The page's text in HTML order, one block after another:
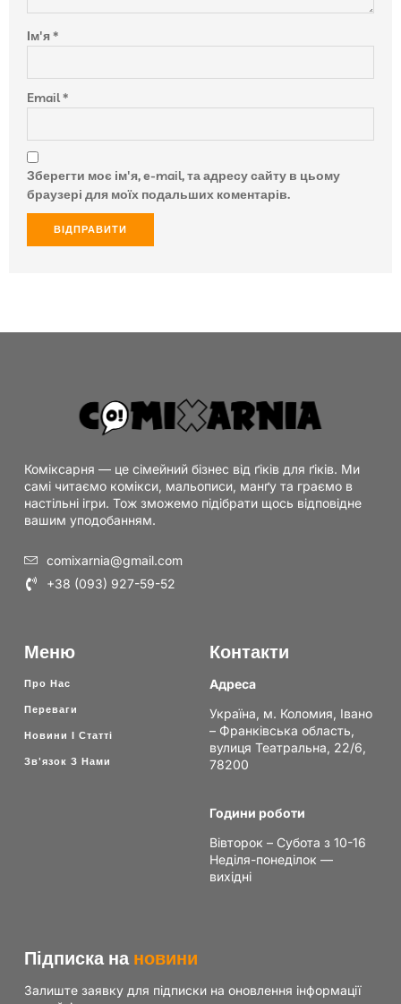
Ім'я*
Email*
Зберегти моє ім'я, e-mail, та адресу сайту в цьому
браузері для моїх подальших коментарів.
Коміксарня — це сімейний бізнес від ґіків для ґіків. Ми
самі читаємо комікси, мальописи, манґу та граємо в
настільні ігри. Тож зможемо підібрати щось відповідне
вашим уподобанням.
comixarnia@gmail.com
+38 (093) 927-59-52
Меню
Про Нас
Переваги
Новини І Статті
Зв'язок З Нами
Контакти
Адреса
Україна, м. Коломия, Івано
– Франківська область,
вулиця Театральна, 22/6,
78200
Години роботи
Вівторок – Субота з 10-16
Неділя-понеділок —
вихідні
Підписка на новини
Залиште заявку для підписки на оновлення інформації